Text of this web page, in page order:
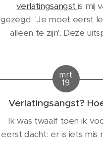
verlatingsangstis mij
gezegd: 'Je moet eerst
alleen te zijn'. Deze
andersom. Juist
vroeg en te jong op
aangewezen en
geweest met mijn mijn
zoveel...
mrt
19
Verlatingsangst?
Ik was twaalf toen ik
eerst dacht: er is iets mis